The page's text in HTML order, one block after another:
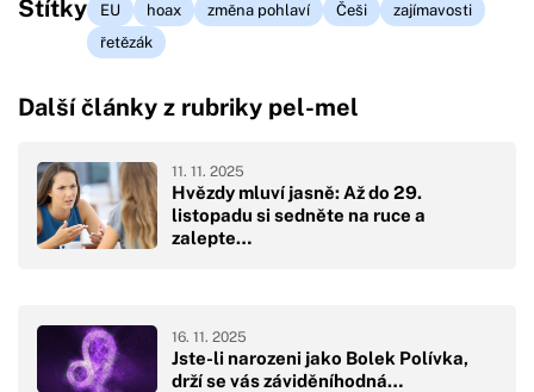
Štítky EU hoax změna pohlaví Češi
zajímavosti
řetězák
Další články z rubriky pel-mel
Hvězdy mluví jasně: Až do 29.
listopadu si sedněte na ruce a
zalepte…
11. 11. 2025
Jste-li narozeni jako Bolek Polívka,
drží se vás záviděníhodná…
16. 11. 2025